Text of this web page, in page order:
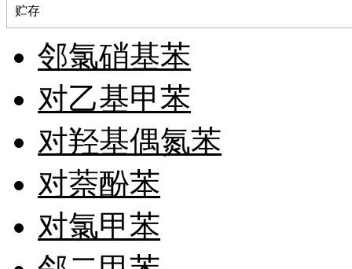
噻吩
筛
石
试纸
松
酸
碳
锑
贮存
邻氯硝基苯
对乙基甲苯
对羟基偶氮苯
对萘酚苯
对氯甲苯